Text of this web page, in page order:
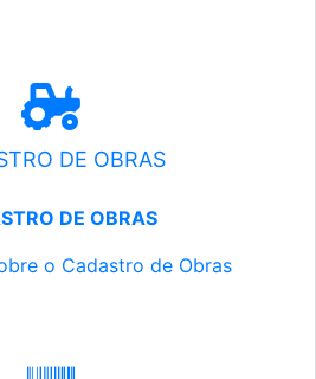
DE OBRAS
DE OBRAS
o Cadastro de Obras